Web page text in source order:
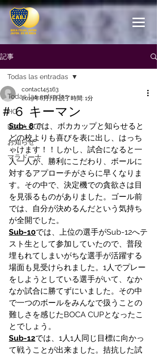
記事
Todas las entradas
HC
BOCA CUP
お知らせ
マラドーナ
Todas las entradas
＃６ キーマン
contact45163
2019年6月7日読了時間: 1分
Sub- 8では、ボカカップと知らせると
どの校よりも喜びを表に出し、はっち
ゃけます！！しかし、試合になると一
人一人が、勝利にこだわり、ボールに
対するアプローチがさらに早くなりま
す。その中で、決定機での貪欲さは目
を見張るものがありました。ゴール前
では、自分が決めるんだという気持ち
が全開でした。
Sub-10では、上位の選手がSub-12へテ
スト生として参加していたので、普段
埋もれてしまいがちな選手が活躍する
場面も見受けられました。1人でプレー
をしようとしている選手がいて、なか
なか試合に勝てずにいました。その中
で一つのボールをみんなで扱うことの
難しさを感じたBOCA CUPとなったこ
とでしょう。
Sub-12では、1人1人同じ目標に向かっ
て戦うことが出来ました。拮抗した試